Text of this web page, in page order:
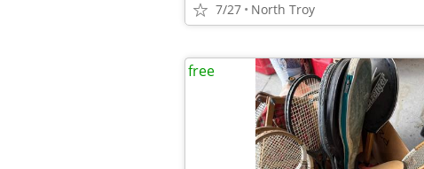
7/27 North Troy
free